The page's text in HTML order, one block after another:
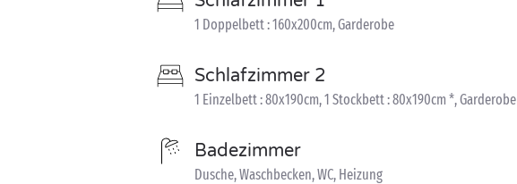
1 Doppelbett : 160x200cm, Garderobe
Schlafzimmer 2
1 Einzelbett : 80x190cm, 1 Stockbett : 80x190cm *, Garderobe
Badezimmer
Dusche, Waschbecken, WC, Heizung